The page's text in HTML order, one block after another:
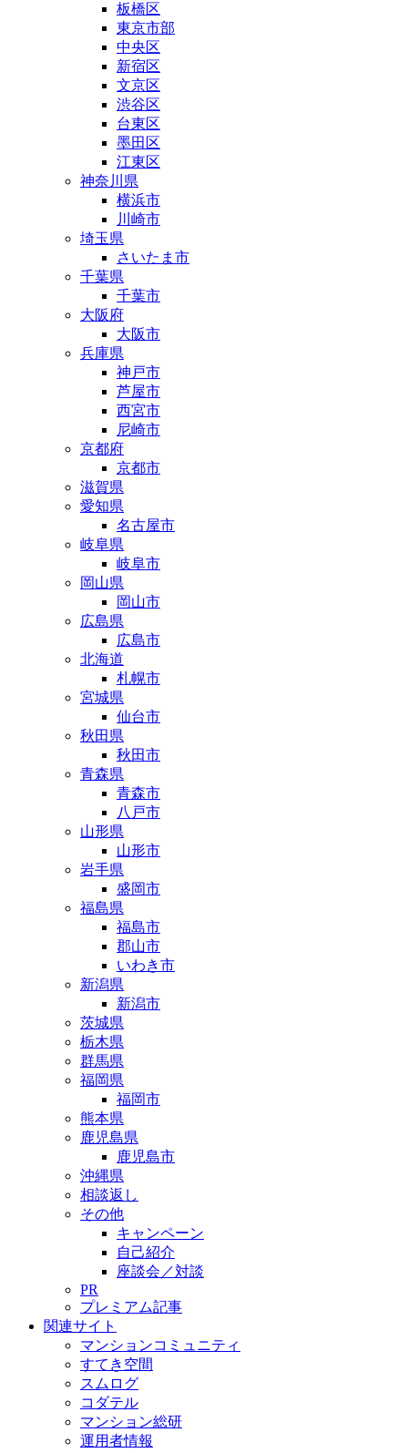
板橋区
東京市部
中央区
新宿区
文京区
渋谷区
台東区
墨田区
江東区
神奈川県
横浜市
川崎市
埼玉県
さいたま市
千葉県
千葉市
大阪府
大阪市
兵庫県
神戸市
芦屋市
西宮市
尼崎市
京都府
京都市
滋賀県
愛知県
名古屋市
岐阜県
岐阜市
岡山県
岡山市
広島県
広島市
北海道
札幌市
宮城県
仙台市
秋田県
秋田市
青森県
青森市
八戸市
山形県
山形市
岩手県
盛岡市
福島県
福島市
郡山市
いわき市
新潟県
新潟市
茨城県
栃木県
群馬県
福岡県
福岡市
熊本県
鹿児島県
鹿児島市
沖縄県
相談返し
その他
キャンペーン
自己紹介
座談会／対談
PR
プレミアム記事
関連サイト
マンションコミュニティ
すてき空間
スムログ
コダテル
マンション総研
運用者情報